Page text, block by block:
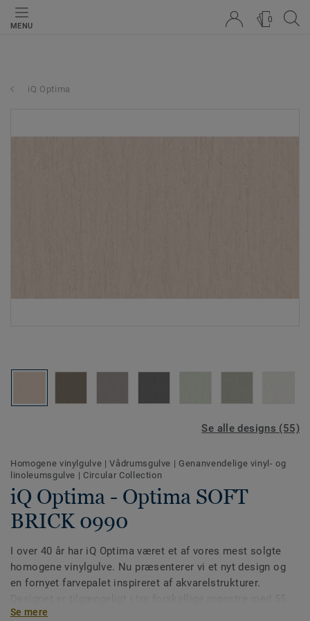
MENU
0
iQ Optima
Se alle designs (55)
Homogene vinylgulve |Vådrumsgulve | Genanvendelige vinyl- og
linoleumsgulve | Circular Collection
iQ Optima - Optima SOFT
BRICK 0990
I over 40 år har iQ Optima været et af vores mest solgte
homogene vinylgulve. Nu præsenterer vi et nyt design og
en fornyet farvepalet inspireret af akvarelstrukturer.
farver. iQ Optima er kendt for sin PUR-overflade, som
Se mere